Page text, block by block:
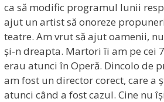
ca să modific programul lunii
ajut un artist să onoreze
teatre. Am vrut să ajut oamenii,
și-n dreapta. Martori îi am pe cei
erau atunci în Operă. Dincolo de
am fost un director corect, care a
atunci când a fost cazul. Cine nu